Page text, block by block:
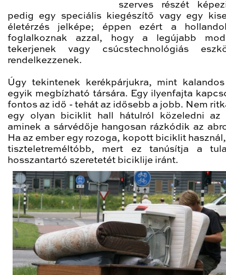
szerves részét
pedig egy speciális kiegészítő vagy egy
életérzés jelképe; éppen ezért a
foglalkoznak azzal, hogy a legújabb
tekerjenek vagy csúcstechnológiás
rendelkezzenek.
Úgy tekintenek kerékpárjukra, mint
egyik megbízható társára. Egy ilyenfajta
fontos az idő - tehát az idősebb a jobb. Nem
egy olyan biciklit hall hátulról közeledni az
aminek a sárvédője hangosan rázkódik az
Ha az ember egy rozoga, kopott biciklit
tiszteletreméltóbb, mert ez tanúsítja a
hosszantartó szeretetét biciklije iránt.